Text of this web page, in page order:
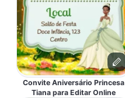
Convite Aniversário Princesa
Tiana para Editar Online